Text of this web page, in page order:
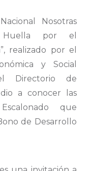
Nosotras
Huella por el
realizado por el
y Social
Directorio de
a conocer las
que
de Desarrollo